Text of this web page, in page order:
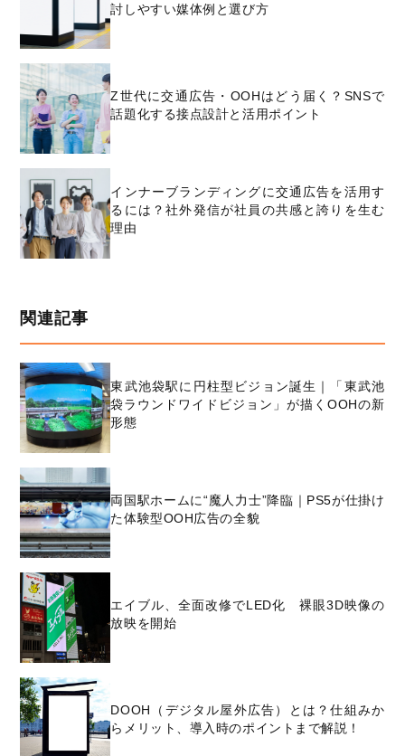
討しやすい媒体例と選び方
Z世代に交通広告・OOHはどう届く？SNSで
話題化する接点設計と活用ポイント
インナーブランディングに交通広告を活用す
るには？社外発信が社員の共感と誇りを生む
理由
関連記事
東武池袋駅に円柱型ビジョン誕生｜「東武池
袋ラウンドワイドビジョン」が描くOOHの新
形態
両国駅ホームに“魔人力士”降臨｜PS5が仕掛け
た体験型OOH広告の全貌
エイブル、全面改修でLED化 裸眼3D映像の
放映を開始
DOOH（デジタル屋外広告）とは？仕組みか
らメリット、導入時のポイントまで解説！